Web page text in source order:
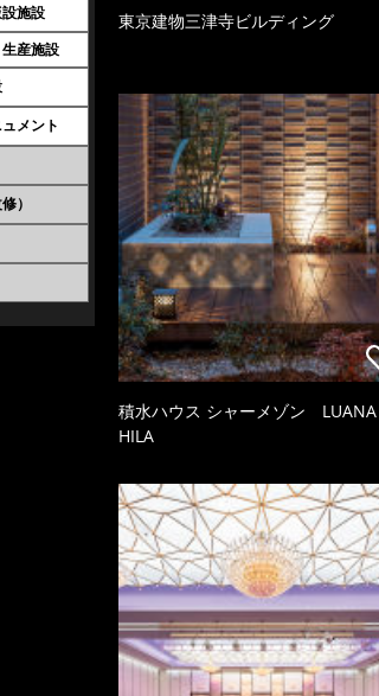
施設
産施設
メント
）
東京建物三津寺ビルディング
積水ハウス シャーメゾン LUANA
HILA